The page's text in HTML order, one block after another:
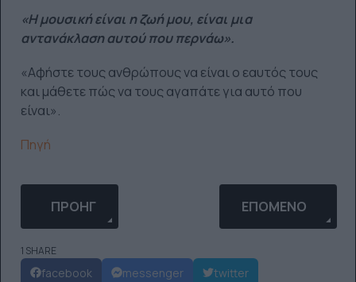
«Η μουσική είναι η ζωή μου, είναι μια
αντανάκλαση αυτού που περνάω».
«Αφήστε τους ανθρώπους να είναι ο εαυτός τους
και μάθετε πώς να τους αγαπάτε για αυτό που
είναι».
Πηγή
ΠΡΟΗΓΟΎΜΕΝΟ ΆΡΘΡΟ: ΤΟ TWITTER ΕΊΔΕ ΤΟ
ΠΡΟΗΓ ΕΠΌΜΕΝΟ ΆΡΘΡΟ:
ΕΠΌΜΕΝΟ
1 SHARE
facebook messenger
twitter